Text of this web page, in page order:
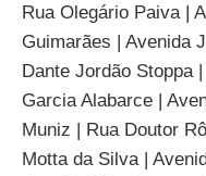
Rua Olegário Paiva |
Guimarães | Avenida
Dante Jordão Stoppa
Garcia Alabarce |
Muniz | Rua Doutor
Motta da Silva |